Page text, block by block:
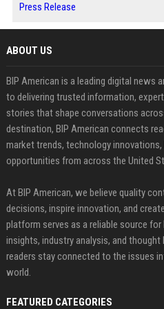
Press Release
ABOUT US
BIP American is a leading digital news
to delivering trusted information,
stories that shape conversations
destination, BIP American connects
market trends, technology
opportunities from across the United
At BIP American, we believe quality
decisions, inspire innovation, and
platform serves as a reliable source
insights, industry analysis, and
readers stay connected to the issues
world.
FEATURED CATEGORIES